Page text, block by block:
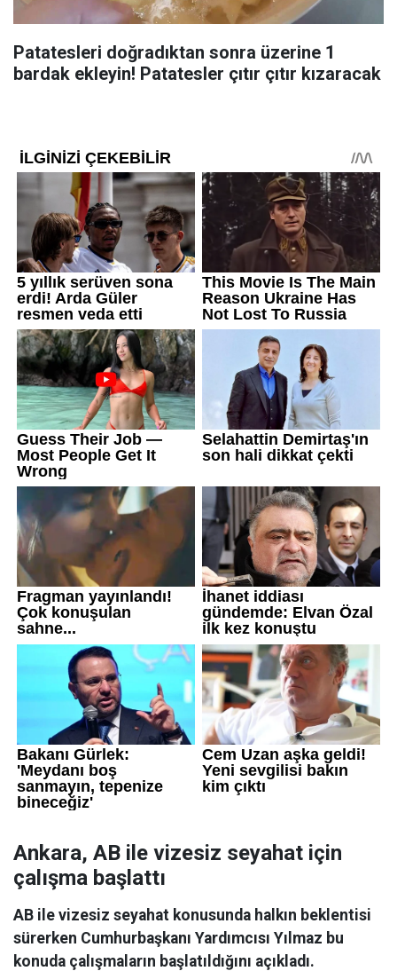
Patatesleri doğradıktan sonra üzerine 1
bardak ekleyin! Patatesler çıtır çıtır kızaracak
Ankara, AB ile vizesiz seyahat için
çalışma başlattı
AB ile vizesiz seyahat konusunda halkın beklentisi
sürerken Cumhurbaşkanı Yardımcısı Yılmaz bu
konuda çalışmaların başlatıldığını açıkladı.